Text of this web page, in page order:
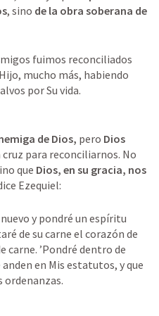
, sino de la obra soberana de
fuimos reconciliados
mucho más, habiendo
por Su vida.
de Dios, pero Dios
para reconciliarnos. No
que Dios, en su gracia, nos
Ezequiel:
y pondré un espíritu
de su carne el corazón de
carne. ’Pondré dentro de
en Mis estatutos, y que
ordenanzas.